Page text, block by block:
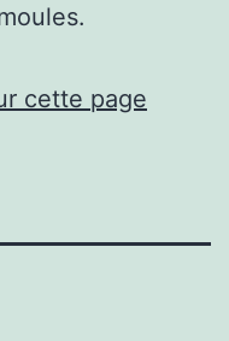
cette page